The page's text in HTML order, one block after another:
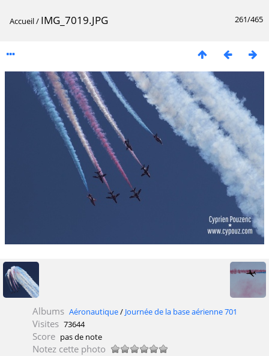
261/465
Accueil/ IMG_7019.JPG
Albums Aéronautique/ Journée de la base aérienne 701
Visites 73644
Score pas de note
Notez cette photo